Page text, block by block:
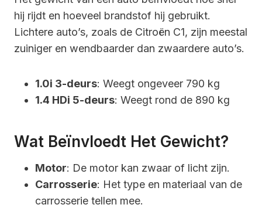
hij rijdt en hoeveel brandstof hij gebruikt.
Lichtere auto’s, zoals de Citroën C1, zijn meestal
zuiniger en wendbaarder dan zwaardere auto’s.
1.0i 3-deurs: Weegt ongeveer 790 kg
1.4 HDi 5-deurs: Weegt rond de 890 kg
Wat Beïnvloedt Het Gewicht?
Motor: De motor kan zwaar of licht zijn.
Carrosserie: Het type en materiaal van de
carrosserie tellen mee.